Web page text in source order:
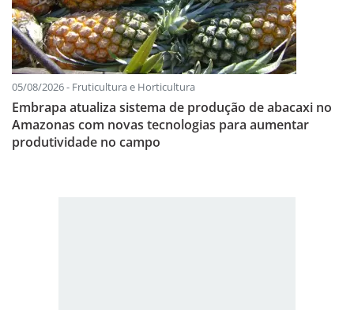
05/08/2026 - Fruticultura e Horticultura
Embrapa atualiza sistema de produção de abacaxi no
Amazonas com novas tecnologias para aumentar
produtividade no campo